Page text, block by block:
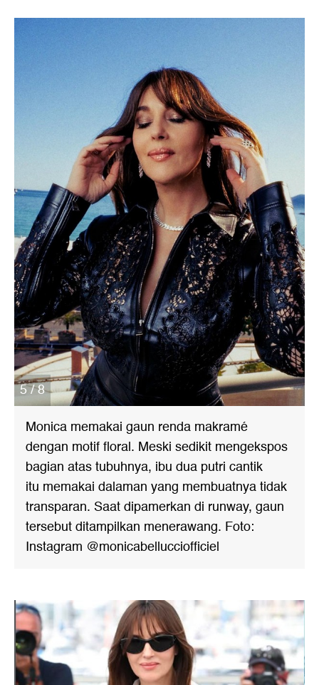
5 / 8
Monica memakai gaun renda makramé
dengan motif floral. Meski sedikit mengekspos
bagian atas tubuhnya, ibu dua putri cantik
itu memakai dalaman yang membuatnya tidak
transparan. Saat dipamerkan di runway, gaun
tersebut ditampilkan menerawang. Foto:
Instagram @monicabellucciofficiel